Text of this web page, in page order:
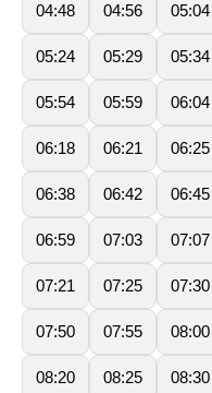
04:48 04:56 05:04
05:24 05:29 05:34
05:54 05:59 06:04
06:18 06:21 06:25
06:38 06:42 06:45
06:59 07:03 07:07
07:21 07:25 07:30
07:50 07:55 08:00
08:20 08:25 08:30